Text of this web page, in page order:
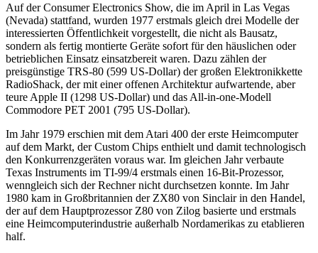
Auf der Consumer Electronics Show, die im April in Las Vegas
(Nevada) stattfand, wurden 1977 erstmals gleich drei Modelle der
interessierten Öffentlichkeit vorgestellt, die nicht als Bausatz,
sondern als fertig montierte Geräte sofort für den häuslichen oder
betrieblichen Einsatz einsatzbereit waren. Dazu zählen der
preisgünstige TRS-80 (599 US-Dollar) der großen Elektronikkette
RadioShack, der mit einer offenen Architektur aufwartende, aber
teure Apple II (1298 US-Dollar) und das All-in-one-Modell
Commodore PET 2001 (795 US-Dollar).
Im Jahr 1979 erschien mit dem Atari 400 der erste Heimcomputer
auf dem Markt, der Custom Chips enthielt und damit technologisch
den Konkurrenzgeräten voraus war. Im gleichen Jahr verbaute
Texas Instruments im TI-99/4 erstmals einen 16-Bit-Prozessor,
wenngleich sich der Rechner nicht durchsetzen konnte. Im Jahr
1980 kam in Großbritannien der ZX80 von Sinclair in den Handel,
der auf dem Hauptprozessor Z80 von Zilog basierte und erstmals
eine Heimcomputerindustrie außerhalb Nordamerikas zu etablieren
half.